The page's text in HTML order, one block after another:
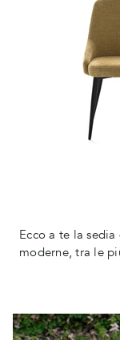
Ecco a te la
moderne, tra le